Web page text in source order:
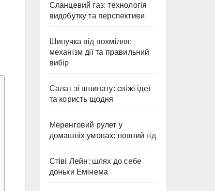
Сланцевий газ: технологія
видобутку та перспективи
Шипучка від похмілля:
механізм дії та правильний
вибір
Салат зі шпинату: свіжі ідеї
та користь щодня
Меренговий рулет у
домашніх умовах: повний гід
Стіві Лейн: шлях до себе
доньки Емінема